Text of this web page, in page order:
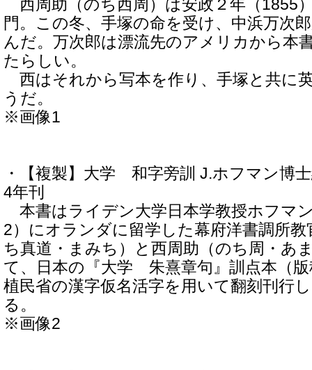
西周助（のち西周）は安政２年（1855
門。この冬、手塚の命を受け、中浜万次
んだ。万次郎は漂流先のアメリカから本
たらしい。
西はそれから写本を作り、手塚と共に
うだ。
※画像1
・【複製】大学 和字旁訓 J.ホフマン
4年刊
本書はライデン大学日本学教授ホフマ
2）にオランダに留学した幕府洋書調所
ち真道・まみち）と西周助（のち周・あ
て、日本の『大学 朱熹章句』訓点本（
植民省の漢字仮名活字を用いて翻刻刊行
る。
※画像2